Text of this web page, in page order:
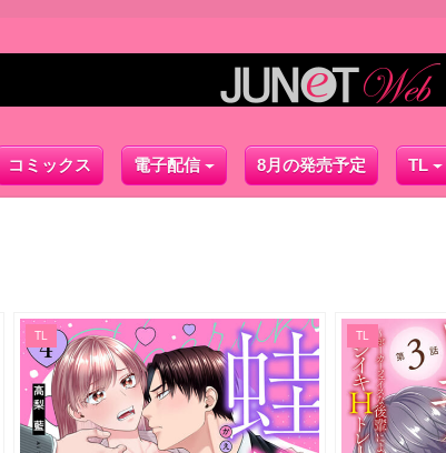
コミックス 電子配信 8月の発売予定 TL
TL TL